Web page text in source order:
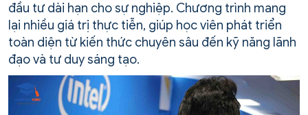
đầu tư dài hạn cho sự nghiệp. Chương trình mang
lại nhiều giá trị thực tiễn, giúp học viên phát triển
toàn diện từ kiến thức chuyên sâu đến kỹ năng lãnh
đạo và tư duy sáng tạo.